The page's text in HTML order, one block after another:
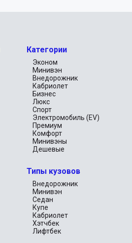
Категории
Эконом
Минивэн
Внедорожник
Кабриолет
Бизнес
Люкс
Спорт
Электромобиль (EV)
Премиум
Комфорт
Минивэны
Дешевые
Типы кузовов
Внедорожник
Минивэн
Седан
Купе
Кабриолет
Хэтчбек
Лифтбек